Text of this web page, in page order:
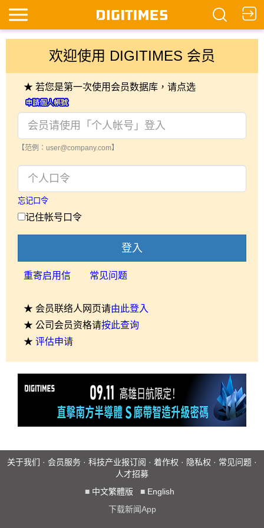
欢迎使用 DIGITIMES 会员
★ 若您是第一次使用会员数据库，请点选
【范例：user@company.com】
忘记口令
记住帐号口令
登入
重寄启用信 常见问题
★ 会员联络人网页请由此登入
★ 公司会员资格请按此查询
★ 评估申请
关于我们 · 会员服务 · 科技产业报订阅 · 着作权 · 隐私权 · 常见问题 ·
人才招募
■ 中文繁體版 ■ English
下载新闻App